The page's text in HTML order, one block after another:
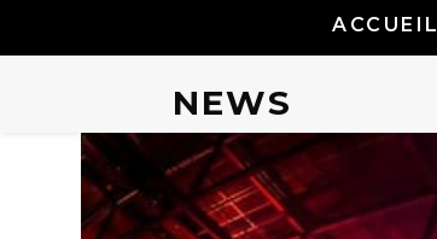
ACCUEIL
NEWS